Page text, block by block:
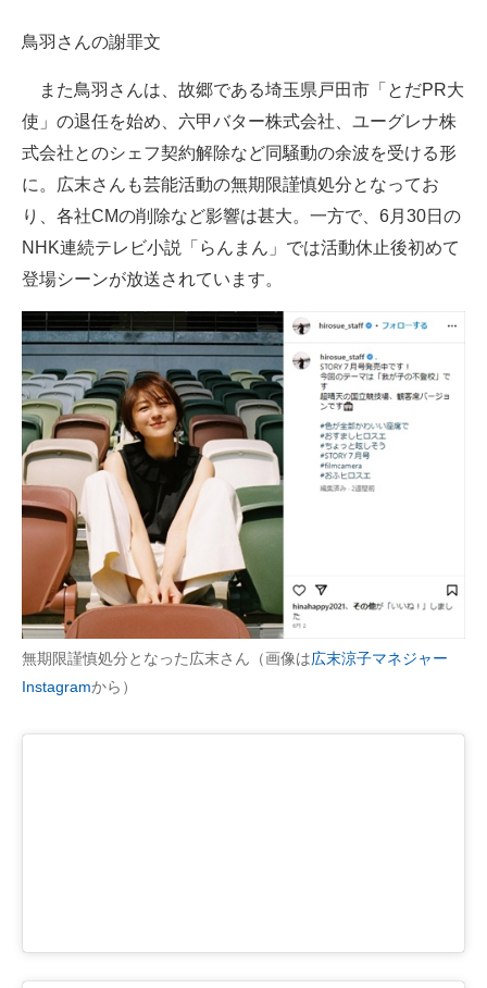
鳥羽さんの謝罪文
また鳥羽さんは、故郷である埼玉県戸田市「とだPR大
使」の退任を始め、六甲バター株式会社、ユーグレナ株
式会社とのシェフ契約解除など同騒動の余波を受ける形
に。広末さんも芸能活動の無期限謹慎処分となってお
り、各社CMの削除など影響は甚大。一方で、6月30日の
NHK連続テレビ小説「らんまん」では活動休止後初めて
登場シーンが放送されています。
無期限謹慎処分となった広末さん（画像は広末涼子マネジャー
Instagramから）